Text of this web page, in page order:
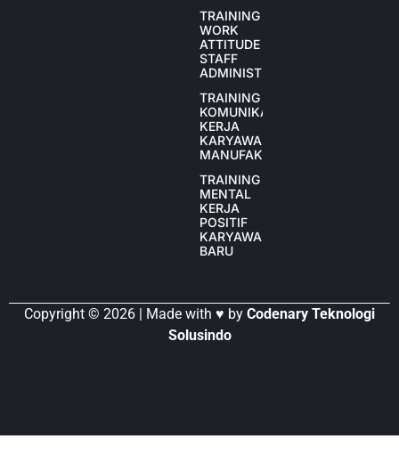
TRAINING
WORK
ATTITUDE
STAFF
ADMINISTRASI
TRAINING
KOMUNIKASI
KERJA
KARYAWAN
MANUFAKTUR
TRAINING
MENTAL
KERJA
POSITIF
KARYAWAN
BARU
Copyright © 2026 | Made with ♥ by Codenary Teknologi
Solusindo